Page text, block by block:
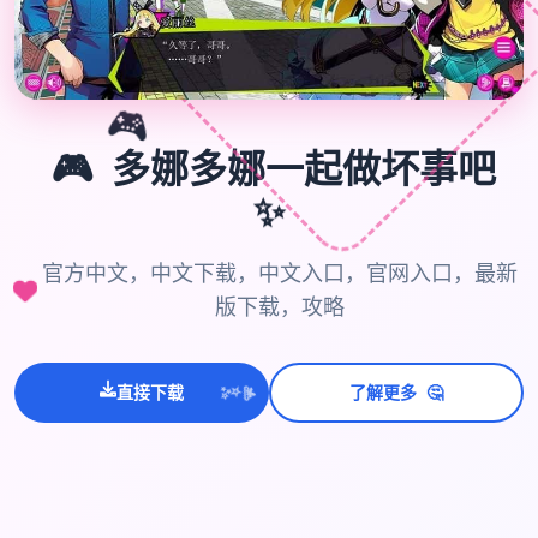
🎮
🎮 多娜多娜一起做坏事吧
✨
官方中文，中文下载，中文入口，官网入口，最新
版下载，攻略
直接下载 ✨
⭐💫 了解更多 🤔